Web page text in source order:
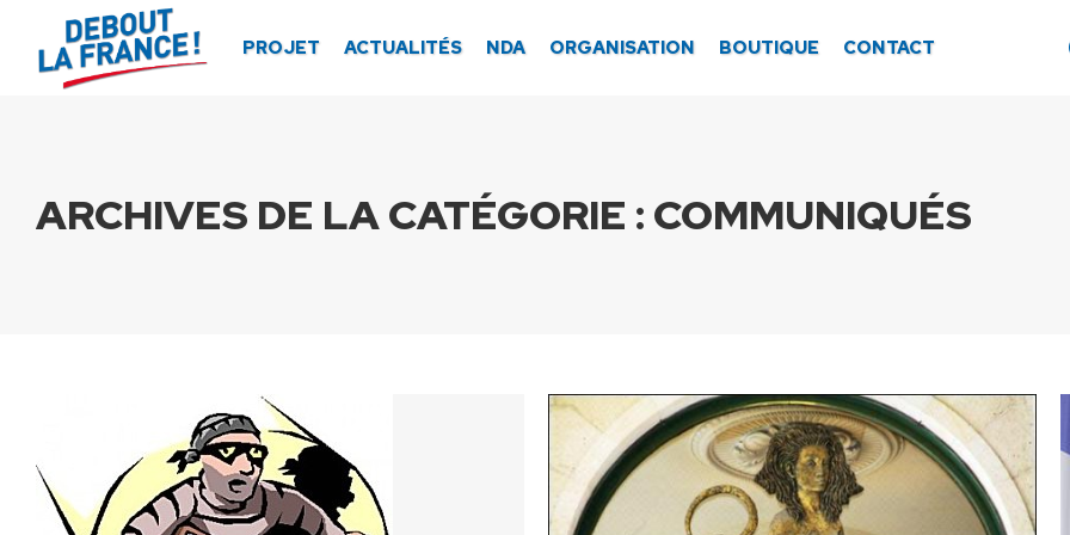
PROJET ACTUALITÉS NDA ORGANISATION BOUTIQUE CONTACT
ARCHIVES DE LA CATÉGORIE : COMMUNIQUÉS
Panneau de gestion des cookies